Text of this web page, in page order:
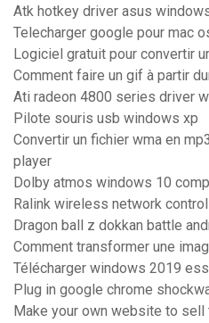
Atk hotkey driver asus
Telecharger google pour mac
Logiciel gratuit pour convertir
Comment faire un gif à partir
Ati radeon 4800 series driver
Pilote souris usb windows xp
Convertir un fichier wma en
player
Dolby atmos windows 10
Ralink wireless network
Dragon ball z dokkan battle
Comment transformer une
Télécharger windows 2019
Plug in google chrome
Make your own website to sell